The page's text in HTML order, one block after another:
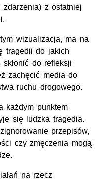
zdarzenia) z ostatniej
wizualizacja, ma na
tragedii do jakich
do refleksji
zachęcić media do
ruchu drogowego.
każdym punktem
się ludzka tragedia.
przepisów,
czy zmęczenia mogą
na rzecz